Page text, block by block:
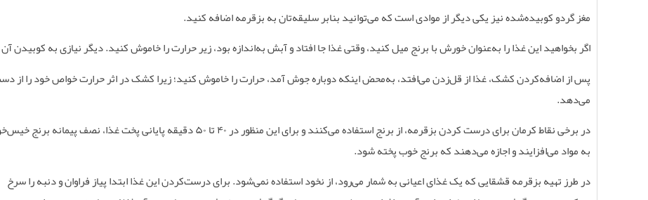
مغز گردو کوبیده‌شده نیز یکی دیگر از موادی است که می‌توانید بنابر سلیقه‌تان به بزقرمه اضافه کنید.
اگر بخواهید این غذا را به‌عنوان خورش با برنج میل کنید، وقتی غذا جا افتاد و آبش به‌اندازه بود، زیر حرارت را خاموش کنید. دیگر نیازی به کوبیدن
پس از اضافه‌کردن کشک، غذا از قل‌زدن می‌افتد، به‌محض اینکه دوباره جوش آمد، حرارت را خاموش کنید؛ زیرا کشک در اثر حرارت خواص خود را از
می‌دهد.
در برخی نقاط کرمان برای درست کردن بزقرمه، از برنج استفاده می‌کنند و برای این منظور در۴۰تا۵۰دقیقه پایانی پخت غذا، نصف پیمانه برنج
به مواد می‌افزایند و اجازه می‌دهند که برنج خوب پخته شود.
در طرز تهیه بزقرمه قشقایی که یک غذای اعیانی به شمار می‌رود، از نخود استفاده نمی‌شود. برای درست‌کردن این غذا ابتدا پیاز فراوان و دنبه را سرخ